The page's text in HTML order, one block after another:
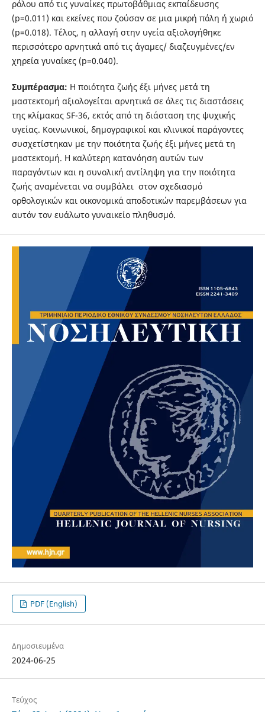
ρόλου από τις γυναίκες πρωτοβάθμιας εκπαίδευσης
(p=0.011) και εκείνες που ζούσαν σε μια μικρή πόλη ή χωριό
(p=0.018). Τέλος, η αλλαγή στην υγεία αξιολογήθηκε
περισσότερο αρνητικά από τις άγαμες/ διαζευγμένες/εν
χηρεία γυναίκες (p=0.040).
Συμπέρασμα: Η ποιότητα ζωής έξι μήνες μετά τη
μαστεκτομή αξιολογείται αρνητικά σε όλες τις διαστάσεις
της κλίμακας SF-36, εκτός από τη διάσταση της ψυχικής
υγείας. Κοινωνικοί, δημογραφικοί και κλινικοί παράγοντες
συσχετίστηκαν με την ποιότητα ζωής έξι μήνες μετά τη
μαστεκτομή. Η καλύτερη κατανόηση αυτών των
παραγόντων και η συνολική αντίληψη για την ποιότητα
ζωής αναμένεται να συμβάλει στον σχεδιασμό
ορθολογικών και οικονομικά αποδοτικών παρεμβάσεων για
αυτόν τον ευάλωτο γυναικείο πληθυσμό.
PDF (English)
Δημοσιευμένα
2024-06-25
Τεύχος